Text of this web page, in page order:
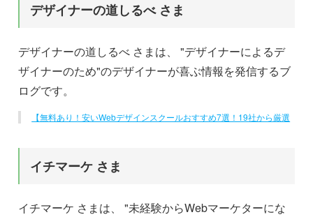
デザイナーの道しるべ さま
デザイナーの道しるべ さまは、 "デザイナーによるデ
ザイナーのため"のデザイナーが喜ぶ情報を発信するブ
ログです。
【無料あり！安いWebデザインスクールおすすめ7選！19社から厳選
イチマーケ さま
イチマーケ さまは、 "未経験からWebマーケターにな